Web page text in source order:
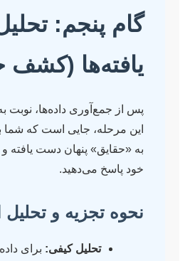
تحلیل داده‌ها
(کشف حقایق)
داده‌ها، نوبت به تحلیل آنها
جایی است که شما با پردازش
پنهان دست یافته و به سوالات تحقیق
می‌دهید.
و تحلیل اطلاعات:
برای داده‌های کیفی از